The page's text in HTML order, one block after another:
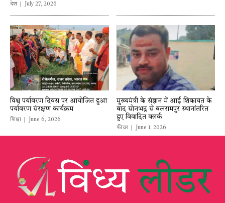
देश July 27, 2026
विश्व पर्यावरण दिवस पर आयोजित हुआ
पर्यावरण संरक्षण कार्यक्रम
शिक्षा June 6, 2026
मुख्यमंत्री के संज्ञान में आई शिकायत के
बाद सोनभद्र से बलरामपुर स्थानांतरित
हुए विवादित क्लर्क
फीचर June 1, 2026